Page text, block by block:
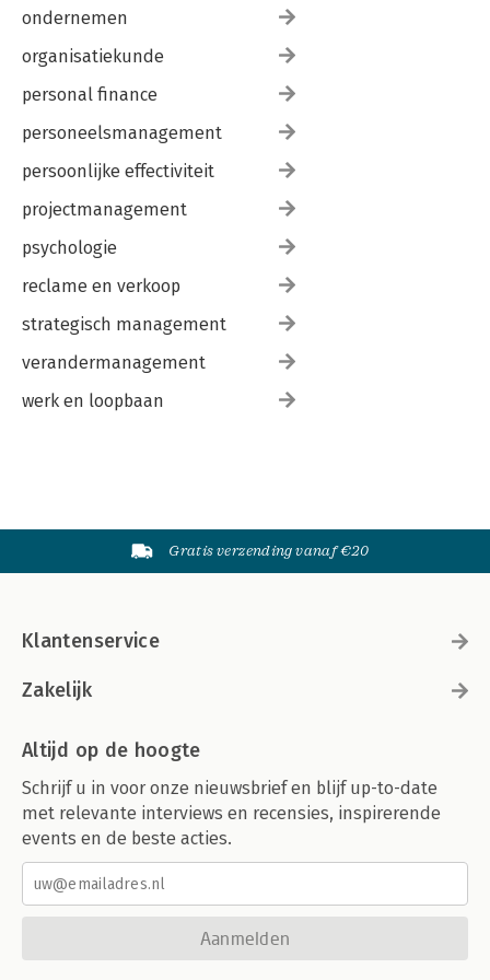
erkenningseisen?
6.3.2 De wijzigingen in de reglementen
ondernemen
organisatiekunde
personal finance
personeelsmanagement
persoonlijke effectiviteit
projectmanagement
psychologie
reclame en verkoop
strategisch management
verandermanagement
werk en loopbaan
Gratis verzending vanaf €20
Klantenservice
Zakelijk
Altijd op de hoogte
Schrijf u in voor onze nieuwsbrief en blijf up-to-date
met relevante interviews en recensies, inspirerende
events en de beste acties.
Aanmelden